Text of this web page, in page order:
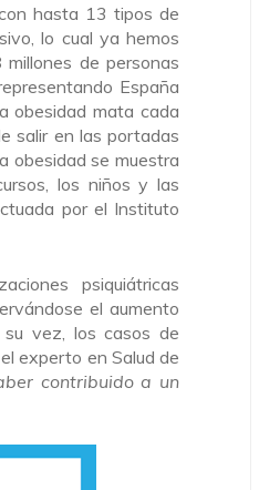
hasta 13 tipos de
lo cual ya hemos
de personas
España
obesidad mata cada
salir en las portadas
obesidad se muestra
los niños y las
por el Instituto
psiquiátricas
el aumento
vez, los casos de
experto en Salud de
contribuido a un